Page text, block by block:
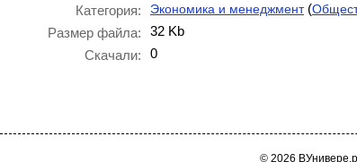
Категория:
Экономика и менеджмент(
Размер файла:
32 Kb
Скачали:
0
© 2026